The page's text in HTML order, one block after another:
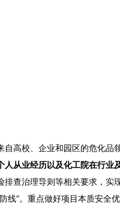
自高校、企业和园区的危化品领
从业经历以及化工院在行业及化工
险排查治理导则等相关要求，实
”。重点做好项目本质安全